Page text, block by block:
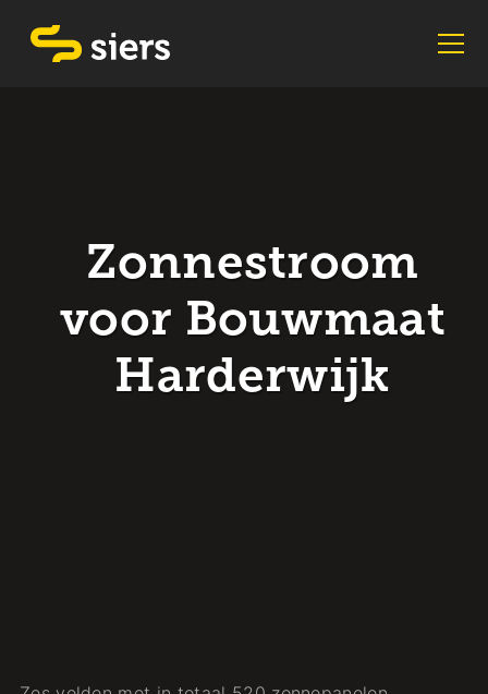
Zonnestroom
voor Bouwmaat
Harderwijk